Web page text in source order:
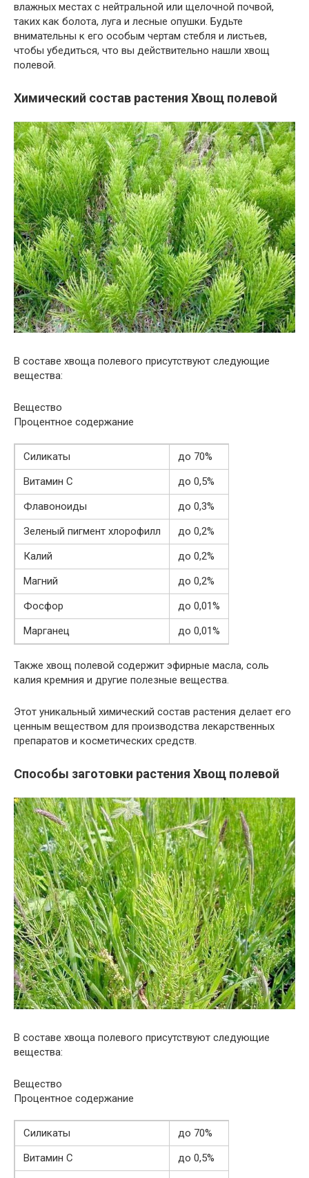
влажных местах с нейтральной или щелочной почвой,
таких как болота, луга и лесные опушки. Будьте
внимательны к его особым чертам стебля и листьев,
чтобы убедиться, что вы действительно нашли хвощ
полевой.
Химический состав растения Хвощ полевой
В составе хвоща полевого присутствуют следующие
вещества:
Вещество
Процентное содержание
Силикаты
до 70%
Витамин С
до 0,5%
Флавоноиды
до 0,3%
Зеленый пигмент хлорофилл
до 0,2%
Калий
до 0,2%
Магний
до 0,2%
Фосфор
до 0,01%
Марганец
до 0,01%
Также хвощ полевой содержит эфирные масла, соль
калия кремния и другие полезные вещества.
Этот уникальный химический состав растения делает его
ценным веществом для производства лекарственных
препаратов и косметических средств.
Способы заготовки растения Хвощ полевой
В составе хвоща полевого присутствуют следующие
вещества:
Вещество
Процентное содержание
Силикаты
до 70%
Витамин С
до 0,5%